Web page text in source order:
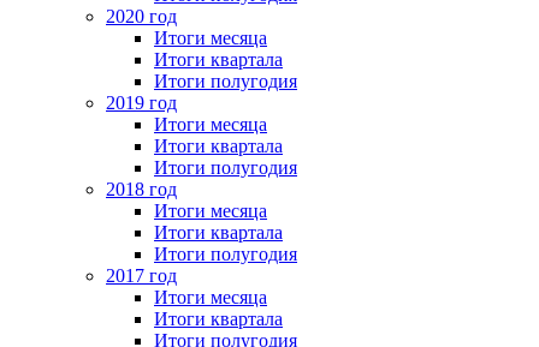
2020 год
Итоги месяца
Итоги квартала
Итоги полугодия
2019 год
Итоги месяца
Итоги квартала
Итоги полугодия
2018 год
Итоги месяца
Итоги квартала
Итоги полугодия
2017 год
Итоги месяца
Итоги квартала
Итоги полугодия